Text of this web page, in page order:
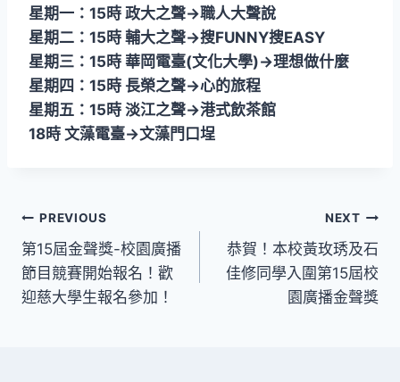
星期一：15時 政大之聲→職人大聲說
星期二：15時 輔大之聲→搜FUNNY搜EASY
星期三：15時 華岡電臺(文化大學)→理想做什麼
星期四：15時 長榮之聲→心的旅程
星期五：15時 淡江之聲→港式飲茶館
18時 文藻電臺→文藻門口埕
文
章
導
PREVIOUS
第15屆金聲獎-校園廣播
節目競賽開始報名！歡
迎慈大學生報名參加！
NEXT
恭賀！本校黃玫琇及石
佳修同學入圍第15屆校
園廣播金聲獎